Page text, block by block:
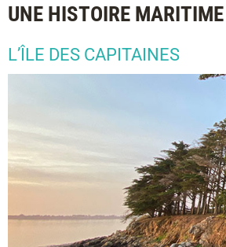
UNE HISTOIRE
L’ÎLE DES CAPITAINES